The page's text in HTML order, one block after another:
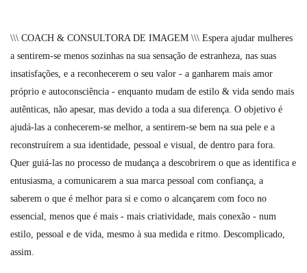
\\\ COACH & CONSULTORA DE IMAGEM \\\ Espera ajudar mulheres
a sentirem-se menos sozinhas na sua sensação de estranheza, nas suas
insatisfações, e a reconhecerem o seu valor - a ganharem mais amor
próprio e autoconsciência - enquanto mudam de estilo & vida sendo mais
autênticas, não apesar, mas devido a toda a sua diferença. O objetivo é
ajudá-las a conhecerem-se melhor, a sentirem-se bem na sua pele e a
reconstruírem a sua identidade, pessoal e visual, de dentro para fora.
Quer guiá-las no processo de mudança a descobrirem o que as identifica e
entusiasma, a comunicarem a sua marca pessoal com confiança, a
saberem o que é melhor para si e como o alcançarem com foco no
essencial, menos que é mais - mais criatividade, mais conexão - num
estilo, pessoal e de vida, mesmo à sua medida e ritmo. Descomplicado,
assim.